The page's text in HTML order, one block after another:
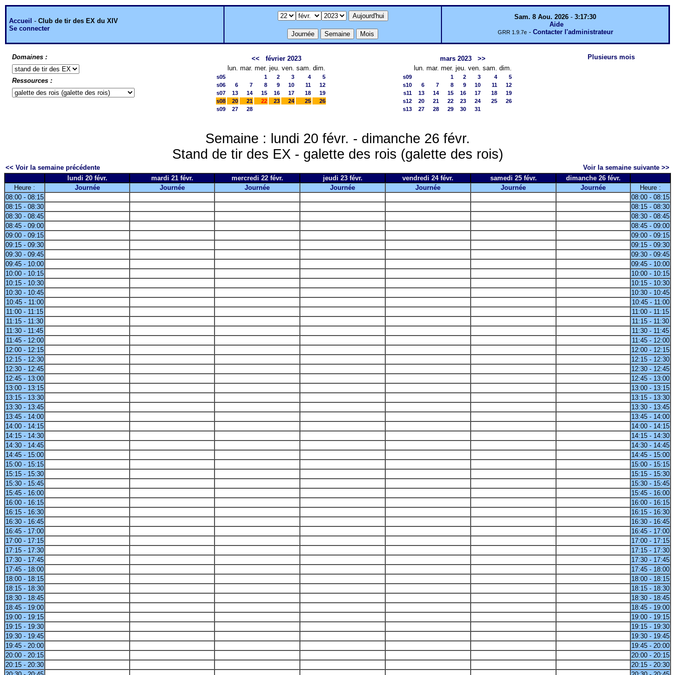
Accueil - Club de tir des EX du XIV
Se connecter
Sam. 8 Aou. 2026 - 3:17:30
Aide
GRR 1.9.7e- Contacter l'administrateur
Domaines :
Ressources :
<<
février 2023
lun. mar. mer. jeu. ven. sam. dim.
s05 1 2 3 4
5
s06
6 7 8 9 10 11
12
s07
13 14 15 16 17 18
19
s08
20 21 22 23 24 25
26
s09
27 28
mars 2023
>>
lun. mar. mer. jeu. ven. sam. dim.
s09 1 2 3 4
5
s10
6 7 8 9 10 11
12
s11
13 14 15 16 17 18
19
s12
20 21 22 23 24 25
26
s13
27 28 29 30 31
Plusieurs mois
Semaine : lundi 20 févr. - dimanche 26 févr.
Stand de tir des EX - galette des rois (galette des rois)
<< Voir la semaine précédente
Voir la semaine suivante >>
lundi 20 févr.
mardi 21 févr. mercredi 22 févr. jeudi 23 févr. vendredi 24 févr. samedi 25 févr.
dimanche 26 févr.
Heure :
Journée Journée Journée Journée Journée Journée Journée
Heure :
08:00 - 08:15
08:00 - 08:15
08:15 - 08:30
08:15 - 08:30
08:30 - 08:45
08:30 - 08:45
08:45 - 09:00
08:45 - 09:00
09:00 - 09:15
09:00 - 09:15
09:15 - 09:30
09:15 - 09:30
09:30 - 09:45
09:30 - 09:45
09:45 - 10:00
09:45 - 10:00
10:00 - 10:15
10:00 - 10:15
10:15 - 10:30
10:15 - 10:30
10:30 - 10:45
10:30 - 10:45
10:45 - 11:00
10:45 - 11:00
11:00 - 11:15
11:00 - 11:15
11:15 - 11:30
11:15 - 11:30
11:30 - 11:45
11:30 - 11:45
11:45 - 12:00
11:45 - 12:00
12:00 - 12:15
12:00 - 12:15
12:15 - 12:30
12:15 - 12:30
12:30 - 12:45
12:30 - 12:45
12:45 - 13:00
12:45 - 13:00
13:00 - 13:15
13:00 - 13:15
13:15 - 13:30
13:15 - 13:30
13:30 - 13:45
13:30 - 13:45
13:45 - 14:00
13:45 - 14:00
14:00 - 14:15
14:00 - 14:15
14:15 - 14:30
14:15 - 14:30
14:30 - 14:45
14:30 - 14:45
14:45 - 15:00
14:45 - 15:00
15:00 - 15:15
15:00 - 15:15
15:15 - 15:30
15:15 - 15:30
15:30 - 15:45
15:30 - 15:45
15:45 - 16:00
15:45 - 16:00
16:00 - 16:15
16:00 - 16:15
16:15 - 16:30
16:15 - 16:30
16:30 - 16:45
16:30 - 16:45
16:45 - 17:00
16:45 - 17:00
17:00 - 17:15
17:00 - 17:15
17:15 - 17:30
17:15 - 17:30
17:30 - 17:45
17:30 - 17:45
17:45 - 18:00
17:45 - 18:00
18:00 - 18:15
18:00 - 18:15
18:15 - 18:30
18:15 - 18:30
18:30 - 18:45
18:30 - 18:45
18:45 - 19:00
18:45 - 19:00
19:00 - 19:15
19:00 - 19:15
19:15 - 19:30
19:15 - 19:30
19:30 - 19:45
19:30 - 19:45
19:45 - 20:00
19:45 - 20:00
20:00 - 20:15
20:00 - 20:15
20:15 - 20:30
20:15 - 20:30